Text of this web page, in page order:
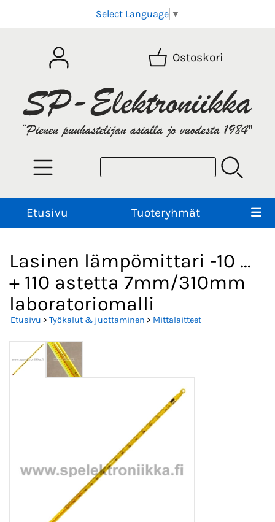
Select Language ▼
Ostoskori
Etusivu Tuoteryhmät
Lasinen lämpömittari -10 ...
+ 110 astetta 7mm/310mm
laboratoriomalli
Etusivu > Työkalut & juottaminen > Mittalaitteet